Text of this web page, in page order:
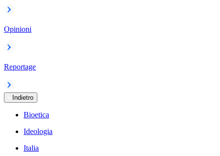
Opinioni
Reportage
Indietro
Bioetica
Ideologia
Italia